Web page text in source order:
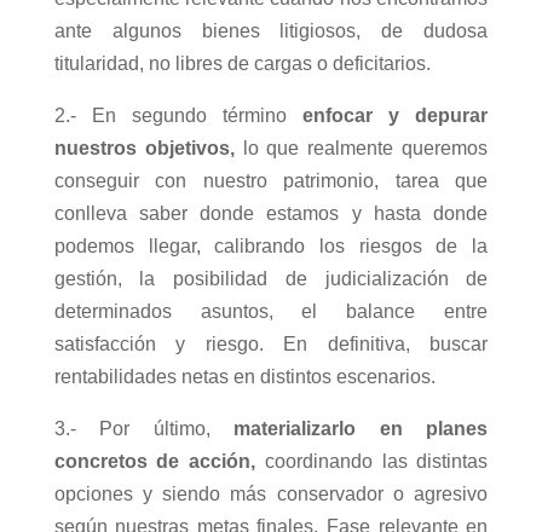
ante algunos bienes litigiosos, de dudosa
titularidad, no libres de cargas o deficitarios.
2.- En segundo términoenfocar y depurar
nuestros objetivos,
lo que realmente queremos
conseguir con nuestro patrimonio, tarea que
conlleva saber donde estamos y hasta donde
podemos llegar, calibrando los riesgos de la
gestión, la posibilidad de judicialización de
determinados asuntos, el balance entre
satisfacción y riesgo. En definitiva, buscar
rentabilidades netas en distintos escenarios.
3.- Por último, materializarlo en planes
concretos de acción, coordinando las distintas
opciones y siendo más conservador o agresivo
según nuestras metas finales. Fase relevante en